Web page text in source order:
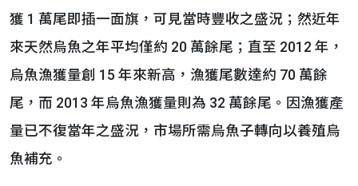
獲 1 萬尾即插一面旗，可見當時豐收之盛況；然近年
來天然烏魚之年平均僅約 20 萬餘尾；直至 2012 年，
烏魚漁獲量創 15 年來新高，漁獲尾數達約 70 萬餘
尾，而 2013 年烏魚漁獲量則為 32 萬餘尾。因漁獲產
量已不復當年之盛況，市場所需烏魚子轉向以養殖烏
魚補充。